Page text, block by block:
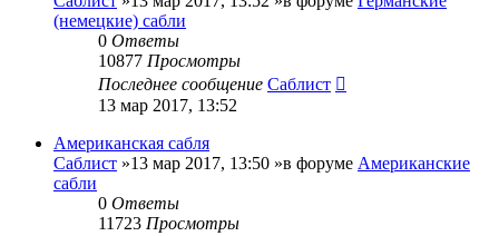
(немецкие) сабли
0 Ответы
10877 Просмотры
Последнее сообщение Саблист
13 мар 2017, 13:52
Американская сабля
Саблист »13 мар 2017, 13:50 »в форуме Американские
сабли
0 Ответы
11723 Просмотры